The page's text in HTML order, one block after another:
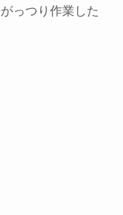
っつり作業した